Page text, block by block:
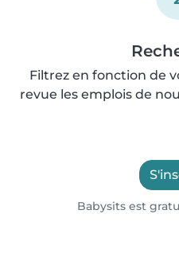
Filtrez en fonction de
revue les emplois de
Babysits est